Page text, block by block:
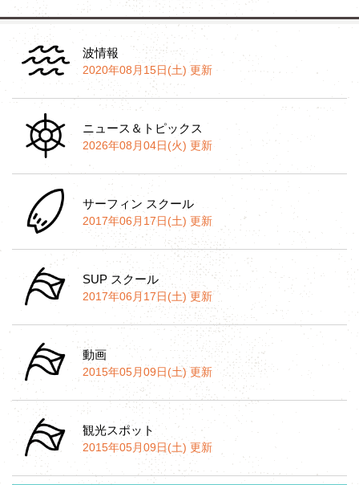
波情報
2020年08月15日(土) 更新
ニュース＆トピックス
2026年08月04日(火) 更新
サーフィン スクール
2017年06月17日(土) 更新
SUP スクール
2017年06月17日(土) 更新
動画
2015年05月09日(土) 更新
観光スポット
2015年05月09日(土) 更新